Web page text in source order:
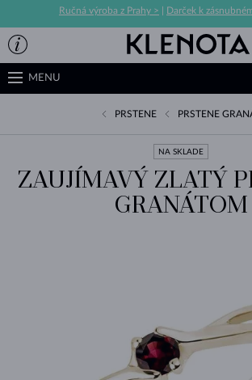
Ručná výroba z Prahy > Darček k
MENU
PRSTENE PRSTENE
NA SKLADE
ZAUJÍMAVÝ ZLATÝ
GRANÁTOM